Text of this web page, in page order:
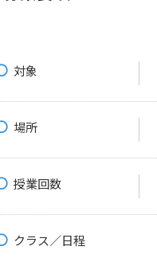
対象
場所
授業回数
クラス／日程